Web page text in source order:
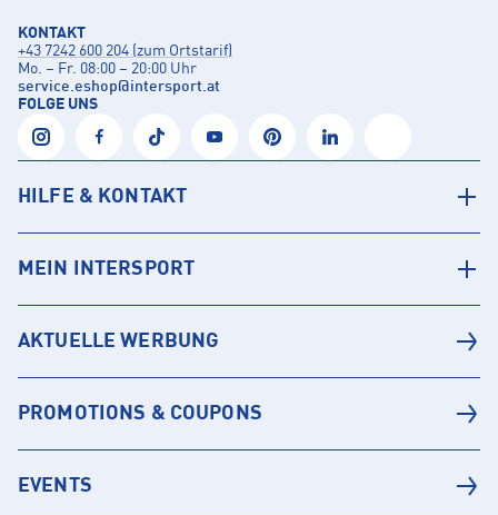
KONTAKT
+43 7242 600 204 (zum Ortstarif)
Mo. – Fr. 08:00 – 20:00 Uhr
service.eshop@intersport.at
FOLGE UNS
HILFE & KONTAKT
MEIN INTERSPORT
AKTUELLE WERBUNG
PROMOTIONS & COUPONS
EVENTS